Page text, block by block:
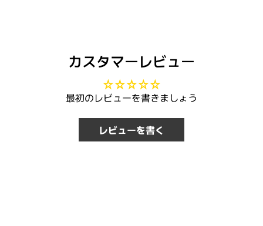
カスタマーレビュー
最初のレビューを書きましょう
レビューを書く